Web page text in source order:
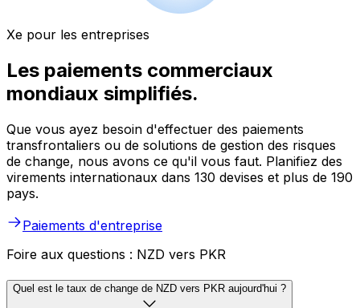
Xe pour les entreprises
Les paiements commerciaux
mondiaux simplifiés.
Que vous ayez besoin d'effectuer des paiements
transfrontaliers ou de solutions de gestion des risques
de change, nous avons ce qu'il vous faut. Planifiez des
virements internationaux dans 130 devises et plus de 190
pays.
Paiements d'entreprise
Foire aux questions : NZD vers PKR
Quel est le taux de change de NZD vers PKR aujourd'hui ?